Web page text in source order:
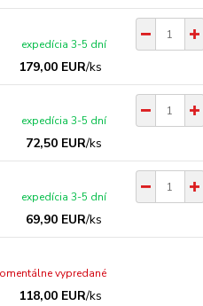
179,00 EUR/ks
expedícia 3-5 dní
72,50 EUR/ks
expedícia 3-5 dní
69,90 EUR/ks
expedícia 3-5 dní
118,00 EUR/ks
vypredané